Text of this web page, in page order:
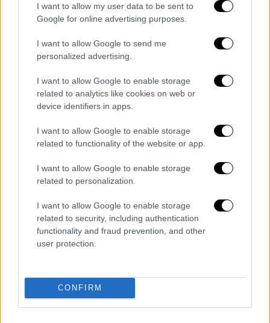
I want to allow my user data to be sent to
Google for online advertising purposes.
I want to allow Google to send me
personalized advertising.
I want to allow Google to enable storage
related to analytics like cookies on web or
device identifiers in apps.
I want to allow Google to enable storage
related to functionality of the website or app.
I want to allow Google to enable storage
related to personalization.
I want to allow Google to enable storage
related to security, including authentication
functionality and fraud prevention, and other
user protection.
CONFIRM
Στην εκδήλωση στο χώρο, έναν από τους
Αγώνες του Παρισιού 2024, παραβρέθηκε ο
πρόεδρος Εμανουέλ Μακρόν.
Τα σχολιά σας δημοσιεύονται άμεσα με δική σας ευθύνη. Το
διαγράφονται
Διαβάστε ακόμη